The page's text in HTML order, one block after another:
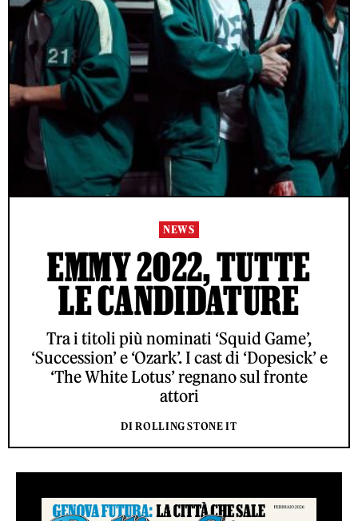
NEWS
EMMY 2022, TUTTE
LE CANDIDATURE
Tra i titoli più nominati ‘Squid Game’,
‘Succession’ e ‘Ozark’. I cast di ‘Dopesick’ e
‘The White Lotus’ regnano sul fronte
attori
DI ROLLING STONE IT